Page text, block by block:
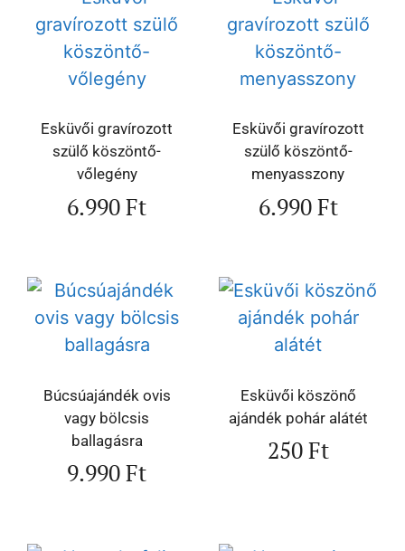
Esküvői gravírozott
szülő köszöntő-
vőlegény
6.990Ft
Esküvői gravírozott
szülő köszöntő-
menyasszony
6.990Ft
Búcsúajándék ovis
vagy bölcsis
ballagásra
9.990Ft
Esküvői köszönő
ajándék pohár alátét
250Ft